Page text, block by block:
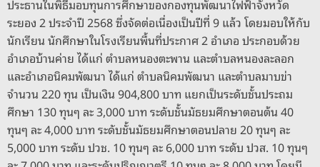
ประธานในพิธีมอบทุนการศึกษาของกองทุนพัฒนาไฟฟ้าจังหวัด
ระยอง 2 ประจำปี 2568 ซึ่งจัดต่อเนื่องเป็นปีที่ 9 แล้ว โดยมอบให้กับ
นักเรียน นักศึกษาในโรงเรียนพื้นที่ประกาศ 2 อำเภอ ประกอบด้วย
อำเภอบ้านค่าย ได้แก่ ตำบลหนองตะพาน และตำบลหนองละลอก
และอำเภอนิคมพัฒนา ได้แก่ ตำบลนิคมพัฒนา และตำบลมาบข่า
จำนวน 220 ทุน เป็นเงิน 904,800 บาท แยกเป็นระดับชั้นประถม
ศึกษา 130 ทุนๆ ละ 3,000 บาท ระดับชั้นมัธยมศึกษาตอนต้น 40
ทุนๆ ละ 4,000 บาท ระดับชั้นมัธยมศึกษาตอนปลาย 20 ทุนๆ ละ
5,000 บาท ระดับ ปวช. 10 ทุนๆ ละ 6,000 บาท ระดับ ปวส. 10 ทุนๆ